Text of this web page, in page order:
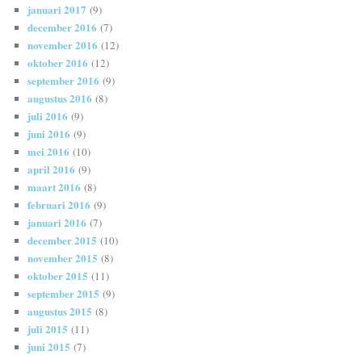
januari 2017 (9)
december 2016 (7)
november 2016 (12)
oktober 2016 (12)
september 2016 (9)
augustus 2016 (8)
juli 2016 (9)
juni 2016 (9)
mei 2016 (10)
april 2016 (9)
maart 2016 (8)
februari 2016 (9)
januari 2016 (7)
december 2015 (10)
november 2015 (8)
oktober 2015 (11)
september 2015 (9)
augustus 2015 (8)
juli 2015 (11)
juni 2015 (7)